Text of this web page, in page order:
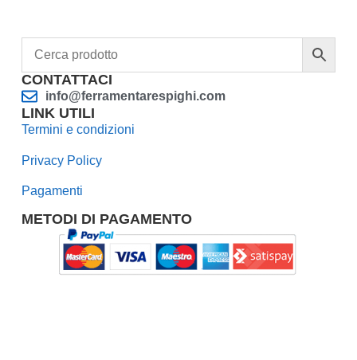
CONTATTACI
info@ferramentarespighi.com
LINK UTILI
Termini e condizioni
Privacy Policy
Pagamenti
METODI DI PAGAMENTO